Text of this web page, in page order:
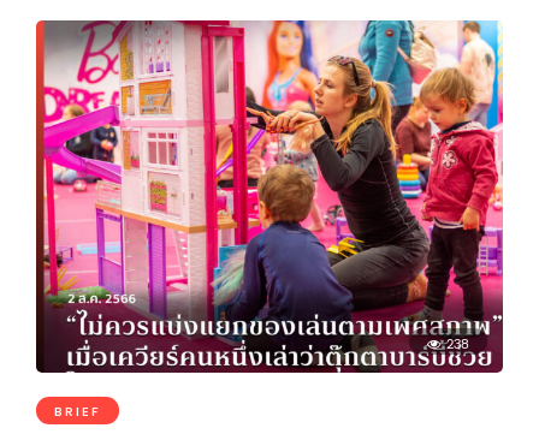
238
BRIEF